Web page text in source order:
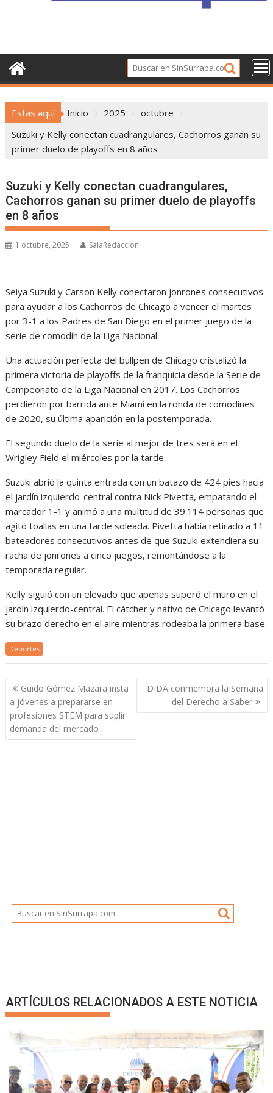
Estas aquí Inicio 2025
octubre
Suzuki y Kelly conectan cuadrangulares, Cachorros ganan su
primer duelo de playoffs en 8 años
Suzuki y Kelly conectan cuadrangulares,
Cachorros ganan su primer duelo de playoffs
en 8 años
1 octubre, 2025 SalaRedaccion
Seiya Suzuki y Carson Kelly conectaron jonrones consecutivos
para ayudar a los Cachorros de Chicago a vencer el martes
por 3-1 a los Padres de San Diego en el primer juego de la
serie de comodín de la Liga Nacional.
Una actuación perfecta del bullpen de Chicago cristalizó la
primera victoria de playoffs de la franquicia desde la Serie de
Campeonato de la Liga Nacional en 2017. Los Cachorros
perdieron por barrida ante Miami en la ronda de comodines
de 2020, su última aparición en la postemporada.
El segundo duelo de la serie al mejor de tres será en el
Wrigley Field el miércoles por la tarde.
Suzuki abrió la quinta entrada con un batazo de 424 pies hacia
el jardín izquierdo-central contra Nick Pivetta, empatando el
marcador 1-1 y animó a una multitud de 39.114 personas que
agitó toallas en una tarde soleada. Pivetta había retirado a 11
bateadores consecutivos antes de que Suzuki extendiera su
racha de jonrones a cinco juegos, remontándose a la
temporada regular.
Kelly siguió con un elevado que apenas superó el muro en el
jardín izquierdo-central. El cátcher y nativo de Chicago levantó
su brazo derecho en el aire mientras rodeaba la primera base.
Deportes
Navegación
de
entradas
Guido Gómez Mazara insta
a jóvenes a prepararse en
profesiones STEM para suplir
demanda del mercado
DIDA conmemora la Semana
del Derecho a Saber
ARTÍCULOS RELACIONADOS A ESTE NOTICIA